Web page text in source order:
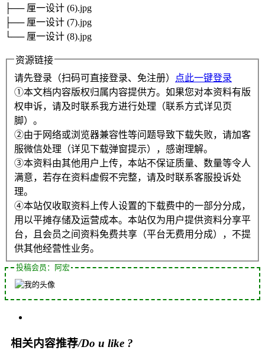
├── 厘一设计 (6).jpg
├── 厘一设计 (7).jpg
└── 厘一设计 (8).jpg
资源链接
请先登录（扫码可直接登录、免注册）
点此一键登录
①本文档内容版权归属内容提供方。如果您对本资料有版
权申诉，请及时联系我方进行处理（联系方式详见页
脚）。
②由于网络或浏览器兼容性等问题导致下载失败，请加客
服微信处理（详见下载弹窗提示），感谢理解。
③本资料由其他用户上传，本站不保证质量、数量等令人
满意，若存在资料虚假不完整，请及时联系客服投诉处
理。
④本站仅收取资料上传人设置的下载费中的一部分分成，
用以平摊存储及运营成本。本站仅为用户提供资料分享平
台，且会员之间资料免费共享（平台无费用分成），不提
供其他经营性业务。
投稿会员：阿宏
相关内容推荐/Do u like ?